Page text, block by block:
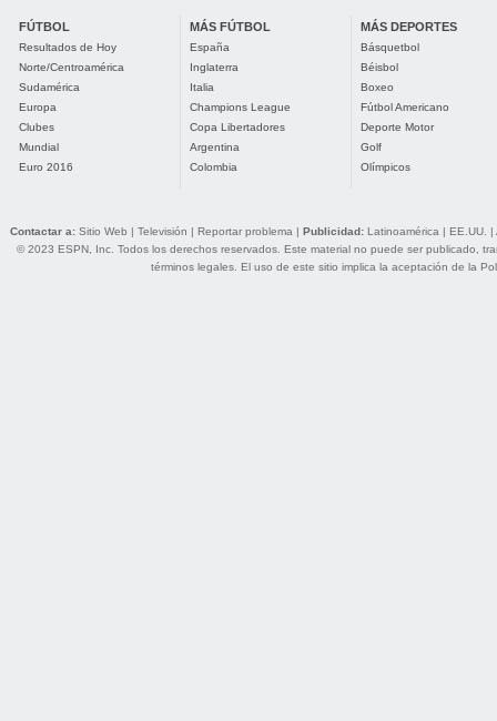
FÚTBOL
Resultados de Hoy
Norte/Centroamérica
Sudamérica
Europa
Clubes
Mundial
Euro 2016
MÁS FÚTBOL
España
Inglaterra
Italia
Champions League
Copa Libertadores
Argentina
Colombia
MÁS DEPORTES
Básquetbol
Béisbol
Boxeo
Fútbol Americano
Deporte Motor
Golf
Olímpicos
Contactar a: Sitio Web | Televisión | Reportar problema | Publicidad: Latinoamérica | EE.UU. |
© 2023 ESPN, Inc. Todos los derechos reservados. Este material no puede ser publicado,
términos legales. El uso de este sitio implica la aceptación de la